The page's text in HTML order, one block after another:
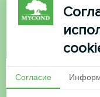
Свяжитесь с
Согласие